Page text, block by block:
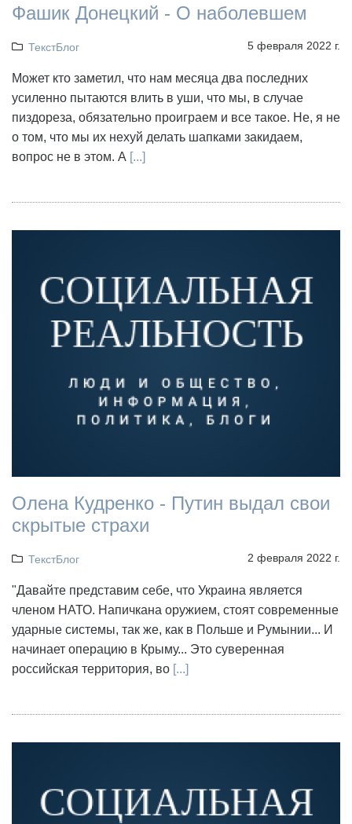
Фашик Донецкий - О наболевшем
ТекстБлог 5 февраля 2022 г.
Может кто заметил, что нам месяца два последних
усиленно пытаются влить в уши, что мы, в случае
пиздореза, обязательно проиграем и все такое. Не, я не
о том, что мы их нехуй делать шапками закидаем,
вопрос не в этом. А [...]
Олена Кудренко - Путин выдал свои
скрытые страхи
ТекстБлог 2 февраля 2022 г.
"Давайте представим себе, что Украина является
членом НАТО. Напичкана оружием, стоят современные
ударные системы, так же, как в Польше и Румынии... И
начинает операцию в Крыму... Это суверенная
российская территория, во [...]